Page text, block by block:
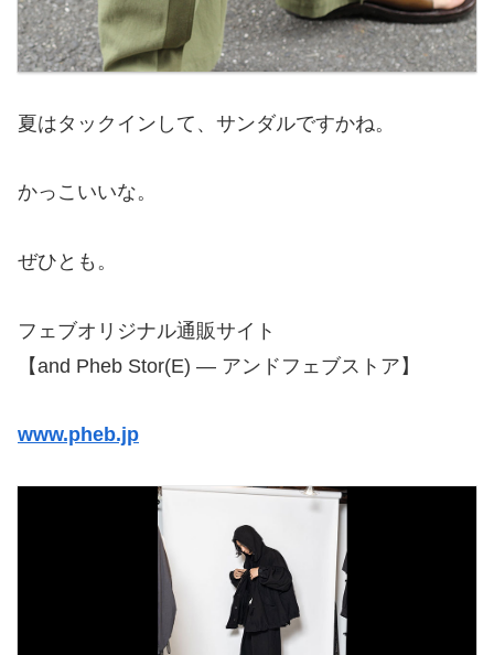
夏はタックインして、サンダルですかね。
かっこいいな。
ぜひとも。
フェブオリジナル通販サイト
【and Pheb Stor(E) — アンドフェブストア】
www.pheb.jp